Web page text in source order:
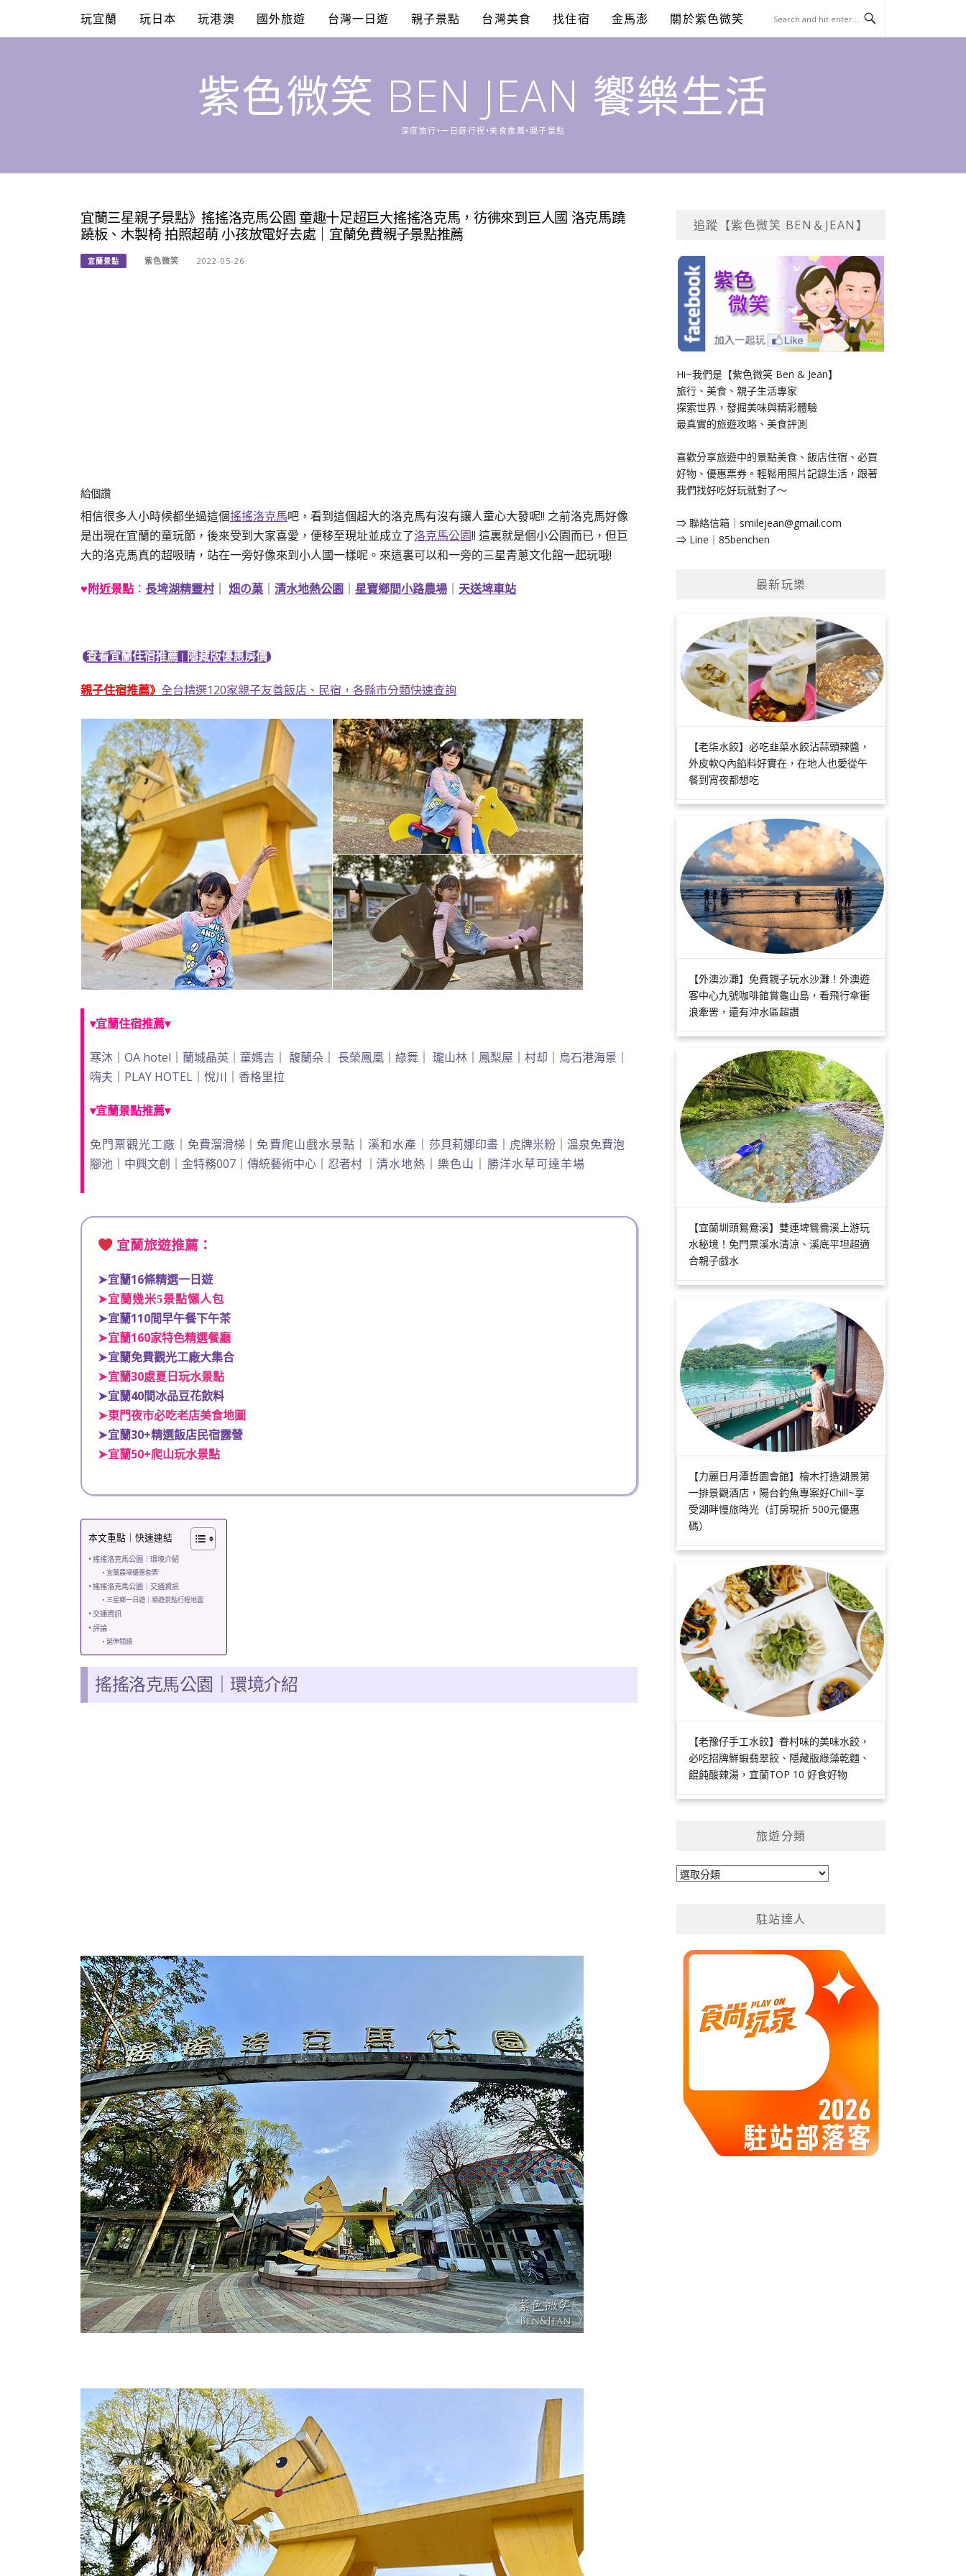
content
玩宜蘭 玩日本 玩港澳 國外旅遊 台灣一日遊 親子景點 台灣美食 找住宿 金馬澎 關於紫色微笑
紫色微笑 BEN JEAN 饗樂生活
深度旅行•一日遊行程•美食推薦•親子景點
宜蘭三星親子景點》搖搖洛克馬公園 童趣十足超巨大搖搖洛克馬，彷彿來到巨人國 洛克馬蹺
蹺板、木製椅 拍照超萌 小孩放電好去處｜宜蘭免費親子景點推薦
宜蘭景點 紫色微笑 2022-05-26
給個讚
相信很多人小時候都坐過這個搖搖洛克馬吧，看到這個超大的洛克馬有沒有讓人童心大發呢!! 之前洛克馬好像
是出現在宜蘭的童玩節，後來受到大家喜愛，便移至現址並成立了洛克馬公園!! 這裏就是個小公園而已，但巨
大的洛克馬真的超吸睛，站在一旁好像來到小人國一樣呢。來這裏可以和一旁的三星青蔥文化館一起玩哦!
♥附近景點 ： 長埤湖精靈村 畑の菓 清水地熱公園 星寶鄉間小路農場 天送埤車站
查看宜蘭住宿推薦 | 隱藏版優惠房價
親子住宿推薦》 全台精選120家親子友善飯店、民宿，各縣市分類快速查詢
▾宜蘭住宿推薦▾
寒沐｜ OA hotel ｜ 蘭城晶英｜ 童媽吉 ｜ 馥蘭朵 ｜ 長榮鳳凰｜ 綠舞｜ 瓏山林｜ 鳳梨屋 ｜ 村却 ｜ 烏石港海景 ｜
嗨夫 ｜ PLAY HOTEL｜ 悅川 ｜ 香格里拉
▾宜蘭景點推薦▾
免門票觀光工廠 ｜ 免費溜滑梯 ｜ 免費爬山戲水景點 ｜ 溪和水產 ｜ 莎貝莉娜印畫 ｜ 虎牌米粉 ｜ 溫泉免費泡
腳池｜ 中興文創 ｜ 金特務007｜ 傳統藝術中心｜ 忍者村｜ 清水地熱 ｜樂色山 ｜ 勝洋水草可達羊場
宜蘭旅遊推薦：
➤宜蘭16條精選一日遊
➤宜蘭幾米5景點懶人包
➤宜蘭110間早午餐下午茶
➤宜蘭160家特色精選餐廳
➤宜蘭免費觀光工廠大集合
➤宜蘭30處夏日玩水景點
➤宜蘭40間冰品豆花飲料
➤東門夜市必吃老店美食地圖
➤宜蘭30+精選飯店民宿露營
➤宜蘭50+爬山玩水景點
本文重點｜快速連結
搖搖洛克馬公園｜環境介紹
宜蘭農場優惠套票
搖搖洛克馬公園｜交通資訊
三星鄉一日遊｜順遊景點行程地圖
交通資訊
評論
延伸閱讀
搖搖洛克馬公園 環境介紹
追蹤【紫色微笑 BEN＆JEAN】
Hi~我們是【紫色微笑 Ben & Jean】
旅行、美食、親子生活專家
探索世界，發掘美味與精彩體驗
最真實的旅遊攻略、美食評測
喜歡分享旅遊中的景點美食、飯店住宿、必買
好物、優惠票券。輕鬆用照片記錄生活，跟著
我們找好吃好玩就對了～
⇒ 聯絡信箱｜ smilejean@gmail.com
⇒ Line｜85benchen
最新玩樂
【老柒水餃】必吃韭菜水餃沾蒜頭辣醬，
外皮軟Q內餡料好實在，在地人也愛從午
餐到宵夜都想吃
【外澳沙灘】免費親子玩水沙灘！外澳遊
客中心九號咖啡館賞龜山島，看飛行傘衝
浪牽罟，還有沖水區超讚
【宜蘭圳頭鴛鴦溪】雙連埤鴛鴦溪上游玩
水秘境！免門票溪水清涼、溪底平坦超適
合親子戲水
【力麗日月潭哲園會館】檜木打造湖景第
一排景觀酒店，陽台釣魚專案好Chill~享
受湖畔慢旅時光（訂房現折 500元優惠
碼）
【老豫仔手工水餃】眷村味的美味水餃，
必吃招牌鮮蝦翡翠餃、隱藏版綠藻乾麵、
餛飩酸辣湯，宜蘭TOP 10 好食好物
旅遊分類
旅
駐站達人